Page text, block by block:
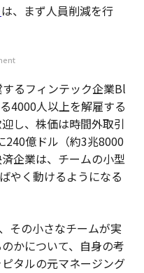
は、まず人員削減を行
るフィンテック企業Bl
4000人以上を解雇する
し、株価は時間外取引
240億ドル（約3兆8000
企業は、チームの小型
やく動けるようになる
その小さなチームが実
かについて、自身の考
タルの元マネージング